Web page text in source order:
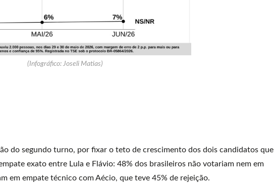
(Infográfico: Joseli Matias)
do segundo turno, por fixar o teto de crescimento dos dois candidatos que
exato entre Lula e Flávio: 48% dos brasileiros não votariam nem em
em empate técnico com Aécio, que teve 45% de rejeição.